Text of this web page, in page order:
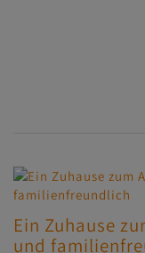
Ein Zuhause
und